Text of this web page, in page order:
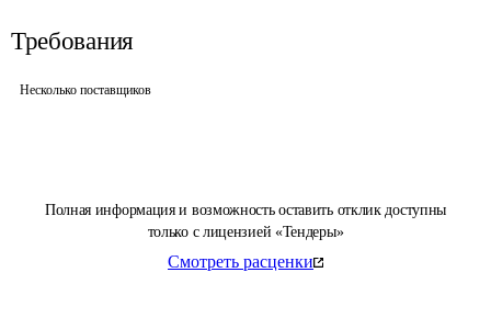
Полная информация и возможность оставить отклик доступны
только с лицензией «Тендеры»
Смотреть расценки
Требования
Несколько поставщиков